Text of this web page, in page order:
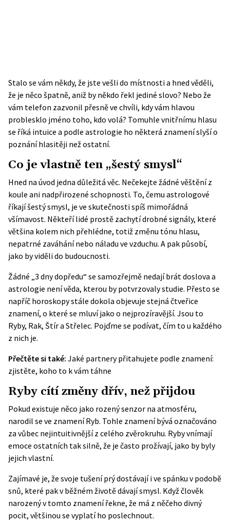
Stalo se vám někdy, že jste vešli do místnosti a hned věděli,
že je něco špatně, aniž by někdo řekl jediné slovo? Nebo že
vám telefon zazvonil přesně ve chvíli, kdy vám hlavou
problesklo jméno toho, kdo volá? Tomuhle vnitřnímu hlasu
se říká intuice a podle astrologie ho některá znamení slyší o
poznání hlasitěji než ostatní.
Co je vlastně ten „šestý smysl“
Hned na úvod jedna důležitá věc. Nečekejte žádné věštění z
koule ani nadpřirozené schopnosti. To, čemu astrologové
říkají šestý smysl, je ve skutečnosti spíš mimořádná
všímavost. Někteří lidé prostě zachytí drobné signály, které
většina kolem nich přehlédne, totiž změnu tónu hlasu,
nepatrné zaváhání nebo náladu ve vzduchu. A pak působí,
jako by viděli do budoucnosti.
Žádné „3 dny dopředu“ se samozřejmě nedají brát doslova a
astrologie není věda, kterou by potvrzovaly studie. Přesto se
napříč horoskopy stále dokola objevuje stejná čtveřice
znamení, o které se mluví jako o nejprozíravější. Jsou to
Ryby, Rak, Štír a Střelec. Pojďme se podívat, čím to u každého
z nich je.
Přečtěte si také: Jaké partnery přitahujete podle znamení:
zjistěte, koho to k vám táhne
Ryby cítí změny dřív, než přijdou
Pokud existuje něco jako rozený senzor na atmosféru,
narodil se ve znamení Ryb. Tohle znamení bývá označováno
za vůbec nejintuitivnější z celého zvěrokruhu. Ryby vnímají
emoce ostatních tak silně, že je často prožívají, jako by byly
jejich vlastní.
Zajímavé je, že svoje tušení prý dostávají i ve spánku v podobě
snů, které pak v běžném životě dávají smysl. Když člověk
narozený v tomto znamení řekne, že má z něčeho divný
pocit, většinou se vyplatí ho poslechnout.